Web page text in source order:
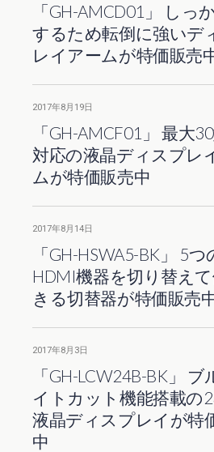
「GH-AMCD01」 しっ
するため転倒に強いデ
レイアームが特価販売
2017年8月19日
「GH-AMCF01」 最大
対応の液晶ディスプレ
ムが特価販売中
2017年8月14日
「GH-HSWA5-BK」 5つ
HDMI機器を切り替え
きる切替器が特価販売
2017年8月3日
「GH-LCW24B-BK」 ブ
イトカット機能搭載の
液晶ディスプレイが特
中